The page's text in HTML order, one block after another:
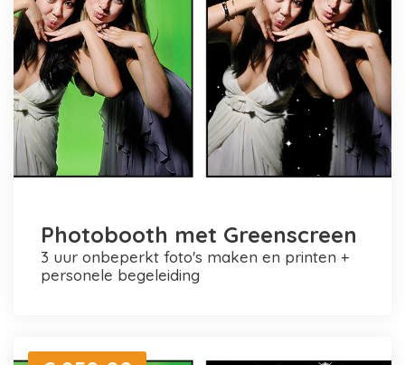
Photobooth met Greenscreen
3 uur onbeperkt foto's maken en printen +
personele begeleiding